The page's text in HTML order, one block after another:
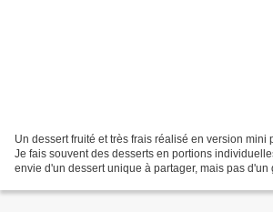
Un dessert fruité et très frais réalisé en version mini
Je fais souvent des desserts en portions
envie d'un dessert unique à partager, mais pas d'un